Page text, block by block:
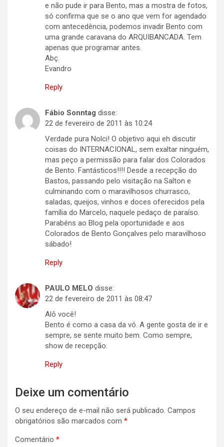
e não pude ir para Bento, mas a mostra de fotos,
só confirma que se o ano que vem for agendado
com antecedência, podemos invadir Bento com
uma grande caravana do ARQUIBANCADA. Tem
apenas que programar antes.
Abç.
Evandro
Reply
Fábio Sonntag disse:
22 de fevereiro de 2011 às 10:24
Verdade pura Nolci! O objetivo aqui eh discutir
coisas do INTERNACIONAL, sem exaltar ninguém,
mas peço a permissão para falar dos Colorados
de Bento. Fantásticos!!!! Desde a recepção do
Bastos, passando pelo visitação na Salton e
culminando com o maravilhosos churrasco,
saladas, queijos, vinhos e doces oferecidos pela
família do Marcelo, naquele pedaço de paraíso.
Parabéns ao Blog pela oportunidade e aos
Colorados de Bento Gonçalves pelo maravilhoso
sábado!
Reply
PAULO MELO disse:
22 de fevereiro de 2011 às 08:47
Alô você!
Bento é como a casa da vó. A gente gosta de ir e
sempre, se sente muito bem. Como sempre,
show de recepção.
Reply
Deixe um comentário
O seu endereço de e-mail não será publicado. Campos
obrigatórios são marcados com *
Comentário *